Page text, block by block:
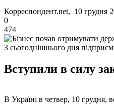
Корреспондент.net, 10 грудня
0
474
З сьогоднішнього дня
Вступили в силу
В Україні в четвер, 10 грудня,